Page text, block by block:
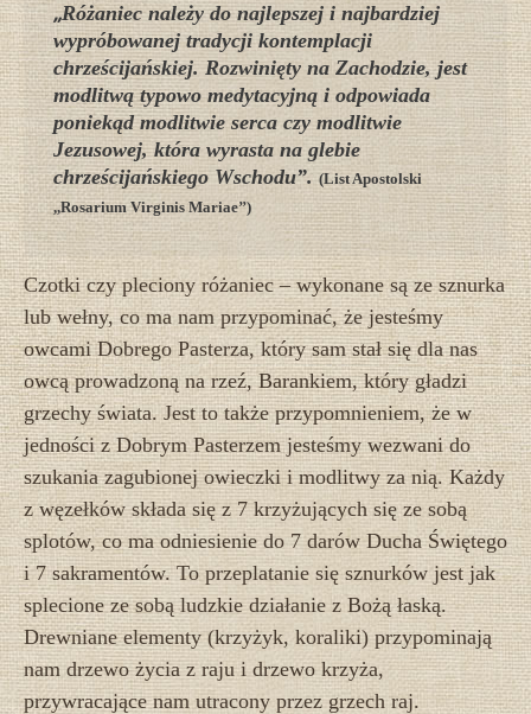
„Różaniec należy do najlepszej i najbardziej
wypróbowanej tradycji kontemplacji
chrześcijańskiej. Rozwinięty na Zachodzie, jest
modlitwą typowo medytacyjną i odpowiada
poniekąd modlitwie serca czy modlitwie
Jezusowej, która wyrasta na glebie
chrześcijańskiego Wschodu”.(List Apostolski
,,Rosarium Virginis Mariae’’)
Czotki czy pleciony różaniec – wykonane są ze sznurka
lub wełny, co ma nam przypominać, że jesteśmy
owcami Dobrego Pasterza, który sam stał się dla nas
owcą prowadzoną na rzeź, Barankiem, który gładzi
grzechy świata. Jest to także przypomnieniem, że w
jedności z Dobrym Pasterzem jesteśmy wezwani do
szukania zagubionej owieczki i modlitwy za nią. Każdy
z węzełków składa się z 7 krzyżujących się ze sobą
splotów, co ma odniesienie do 7 darów Ducha Świętego
i 7 sakramentów. To przeplatanie się sznurków jest jak
splecione ze sobą ludzkie działanie z Bożą łaską.
Drewniane elementy (krzyżyk, koraliki) przypominają
nam drzewo życia z raju i drzewo krzyża,
przywracające nam utracony przez grzech raj.